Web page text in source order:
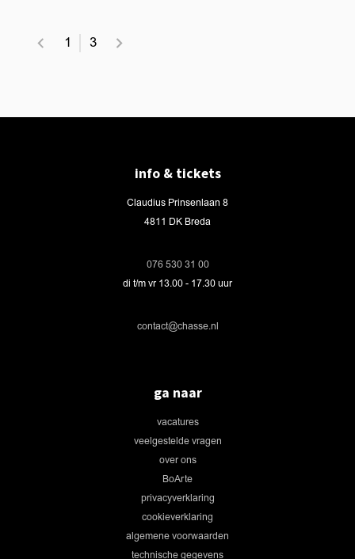
1 3
info & tickets
Claudius Prinsenlaan 8
4811 DK Breda
076 530 31 00
di t/m vr 13.00 - 17.30 uur
contact@chasse.nl
ga naar
vacatures
veelgestelde vragen
over ons
BoArte
privacyverklaring
cookieverklaring
algemene voorwaarden
technische gegevens